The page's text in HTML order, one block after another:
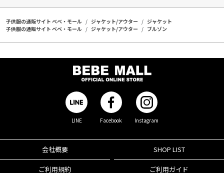
子供服の通販サイト ベベ・モール ジャケット/アウター
ジャケット
子供服の通販サイト ベベ・モール
ジャケット/アウター ブルゾン
LINE Facebook Instagram
会社概要 SHOP LIST
ご利用規約 ご利用ガイド